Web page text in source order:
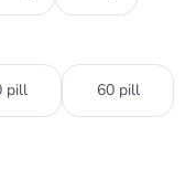
pill 60 pill